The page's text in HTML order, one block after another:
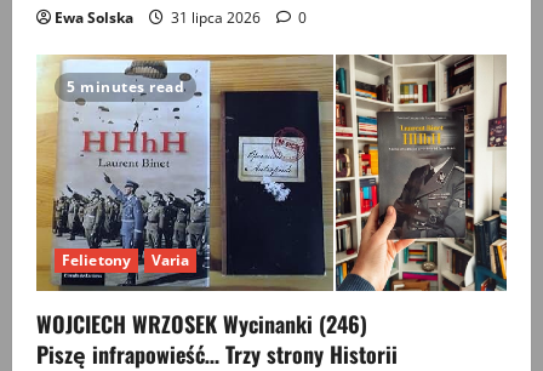
Ewa Solska 31 lipca 2026 0
5 minutes read
Felietony Varia
WOJCIECH WRZOSEK Wycinanki (246)
Piszę infrapowieść… Trzy strony Historii